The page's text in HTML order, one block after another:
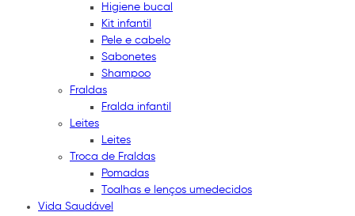
Higiene bucal
Kit infantil
Pele e cabelo
Sabonetes
Shampoo
Fraldas
Fralda infantil
Leites
Leites
Troca de Fraldas
Pomadas
Toalhas e lenços umedecidos
Vida Saudável